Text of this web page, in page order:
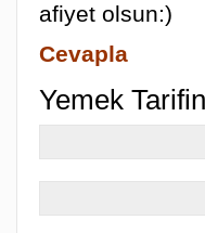
afiyet olsun:)
Cevapla
Yemek